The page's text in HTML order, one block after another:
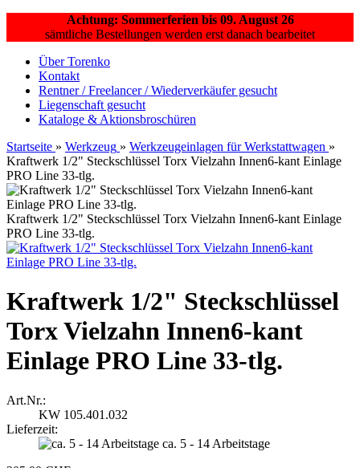
Achtung: Sommerferien bis 09. August 26
sämtliche Bestellungen werden erst danach bearbeitet
Über Torenko
Kontakt
Rentner / Freelancer / Wiederverkäufer gesucht
Liegenschaft gesucht
Kataloge & Aktionsbroschüren
Startseite » Werkzeug » Werkzeugeinlagen für Werkstattwagen »
Kraftwerk 1/2" Steckschlüssel Torx Vielzahn Innen6-kant Einlage
PRO Line 33-tlg.
Kraftwerk 1/2" Steckschlüssel Torx Vielzahn Innen6-kant Einlage
PRO Line 33-tlg.
Kraftwerk 1/2" Steckschlüssel
Torx Vielzahn Innen6-kant
Einlage PRO Line 33-tlg.
Art.Nr.:
KW 105.401.032
Lieferzeit:
ca. 5 - 14 Arbeitstage